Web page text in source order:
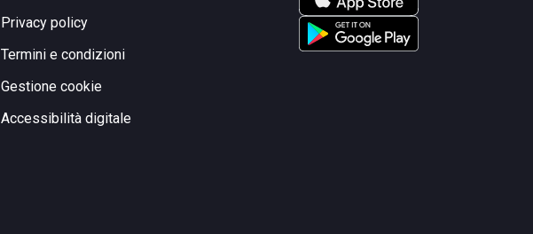
Privacy policy
Termini e condizioni
Gestione cookie
Accessibilità digitale